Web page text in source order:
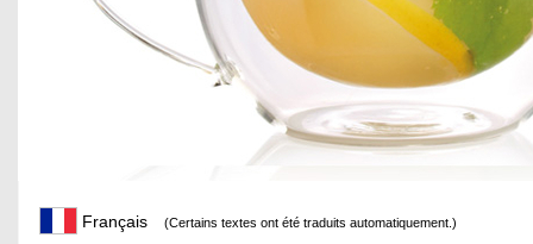
Français (Certains textes ont été traduits automatiquement.)